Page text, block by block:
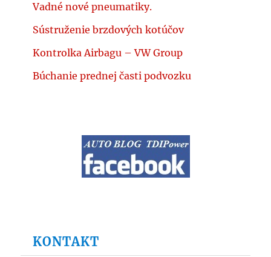
Vadné nové pneumatiky.
Sústruženie brzdových kotúčov
Kontrolka Airbagu – VW Group
Búchanie prednej časti podvozku
KONTAKT